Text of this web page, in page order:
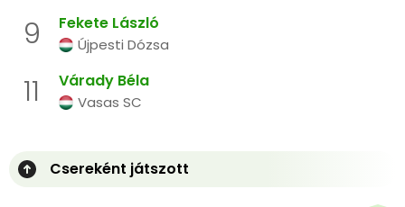
9 Fekete László
Újpesti Dózsa
11 Várady Béla
Vasas SC
Csereként játszott